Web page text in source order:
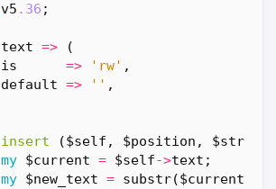
v5 .36 ;
text =>
(
is
=> 'rw' ,
default => '' ,
insert
($self, $position,
my $current = $self->text ;
my $new_text = substr($current